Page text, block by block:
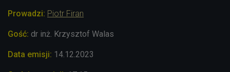
Prowadzi: Piotr Firan
Gość: dr inż. Krzysztof Walas
Data emisji: 14.12.2023